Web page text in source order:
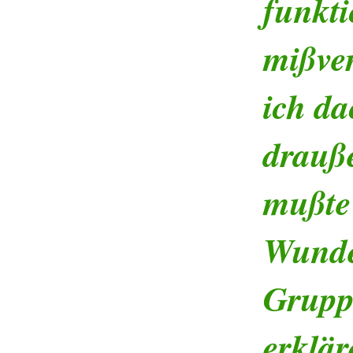
ich